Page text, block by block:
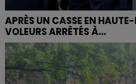
APRÈS UN CASSE EN HAUTE-
VOLEURS ARRÊTÉS À...